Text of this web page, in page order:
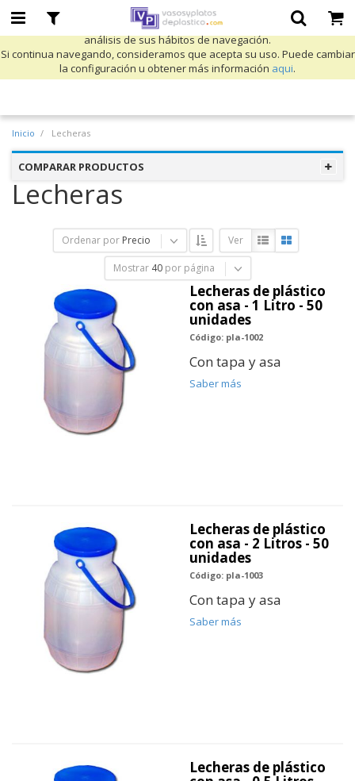
Utilizamos cookies propias y de terceros para mejorar nuestros servicios
y mostrarle publicidad relacionada con sus preferencias mediante el
análisis de sus hábitos de navegación.
Si continua navegando, consideramos que acepta su uso. Puede cambiar
la configuración u obtener más información aqui.
Inicio Lecheras
COMPARAR PRODUCTOS
Lecheras
Ordenar por Precio Ver
Mostrar 40 por página
Lecheras de plástico
con asa - 1 Litro - 50
unidades
Código: pla-1002
Con tapa y asa
Saber más
Lecheras de plástico
con asa - 2 Litros - 50
unidades
Código: pla-1003
Con tapa y asa
Saber más
Lecheras de plástico